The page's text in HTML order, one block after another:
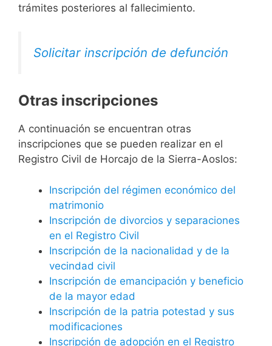
trámites posteriores al fallecimiento.
Solicitar inscripción de defunción
Otras inscripciones
A continuación se encuentran otras
inscripciones que se pueden realizar en el
Registro Civil de Horcajo de la Sierra-Aoslos:
Inscripción del régimen económico del
matrimonio
Inscripción de divorcios y separaciones
en el Registro Civil
Inscripción de la nacionalidad y de la
vecindad civil
Inscripción de emancipación y beneficio
de la mayor edad
Inscripción de la patria potestad y sus
modificaciones
Inscripción de adopción en el Registro